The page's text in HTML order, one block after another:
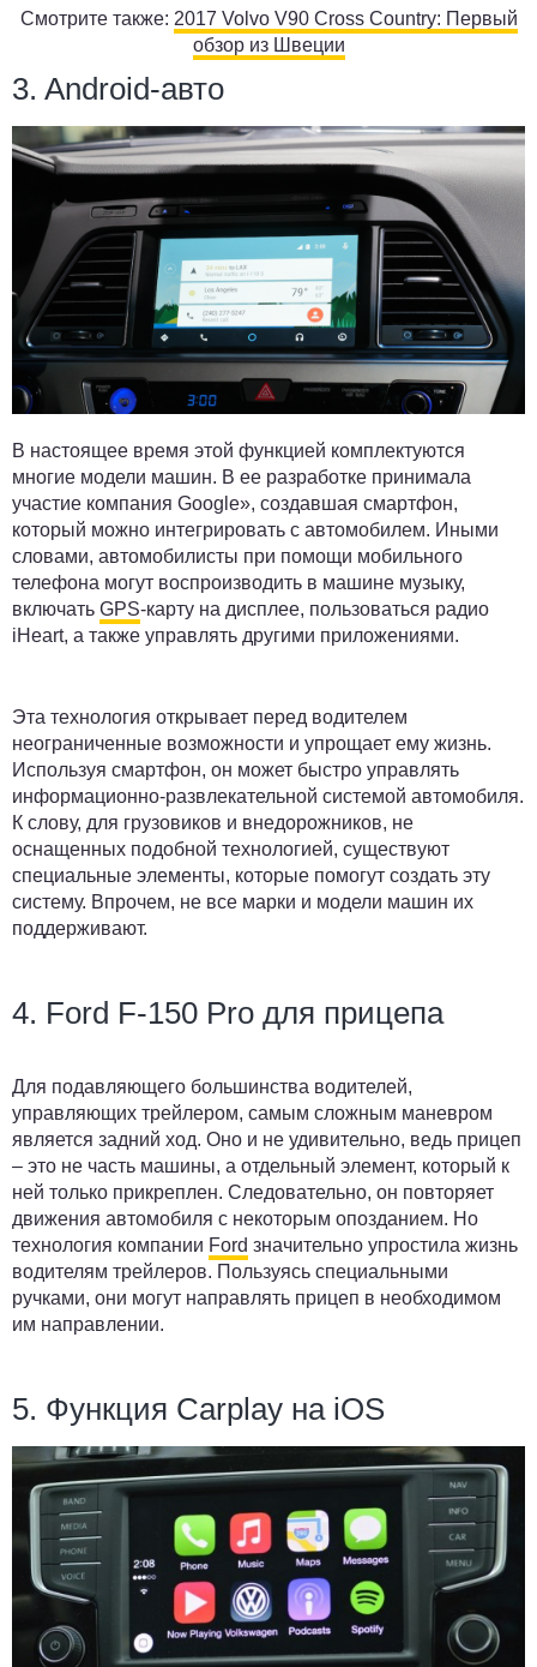
Смотрите также: 2017 Volvo V90 Cross Country: Первый
обзор из Швеции
3. Android-авто
В настоящее время этой функцией комплектуются
многие модели машин. В ее разработке принимала
участие компания Google», создавшая смартфон,
который можно интегрировать с автомобилем. Иными
словами, автомобилисты при помощи мобильного
телефона могут воспроизводить в машине музыку,
включать GPS-карту на дисплее, пользоваться радио
iHeart, а также управлять другими приложениями.
Эта технология открывает перед водителем
неограниченные возможности и упрощает ему жизнь.
Используя смартфон, он может быстро управлять
информационно-развлекательной системой автомобиля.
К слову, для грузовиков и внедорожников, не
оснащенных подобной технологией, существуют
специальные элементы, которые помогут создать эту
систему. Впрочем, не все марки и модели машин их
поддерживают.
4. Ford F-150 Pro для прицепа
Для подавляющего большинства водителей,
управляющих трейлером, самым сложным маневром
является задний ход. Оно и не удивительно, ведь прицеп
– это не часть машины, а отдельный элемент, который к
ней только прикреплен. Следовательно, он повторяет
движения автомобиля с некоторым опозданием. Но
технология компании Ford значительно упростила жизнь
водителям трейлеров. Пользуясь специальными
ручками, они могут направлять прицеп в необходимом
им направлении.
5. Функция Carplay на iOS